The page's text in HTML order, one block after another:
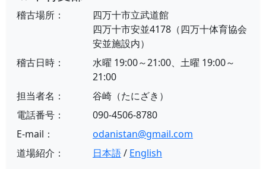
稽古場所：
四万十市立武道館
四万十市安並4178（四万十体育協会
安並施設内）
稽古日時：
水曜 19:00～21:00、土曜 19:00～
21:00
担当者名：
谷崎（たにざき）
電話番号：
090-4506-8780
E-mail：
odanistan@gmail.com
道場紹介：
日本語/ English